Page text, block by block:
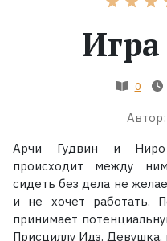
Коллекции
0
Автор:
Арчи Гудвин и Ниро
происходит между
сидеть без дела не
и не хочет работать.
принимает
Присциллу Идз. Девушка,